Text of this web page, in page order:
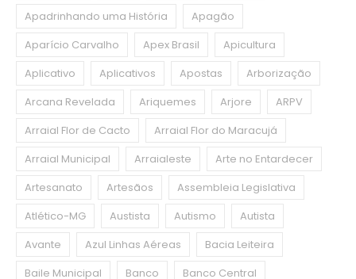
Apadrinhando uma História
Apagão
Aparício Carvalho
Apex Brasil
Apicultura
Aplicativo
Aplicativos Apostas
Arborização
Arcana Revelada
Ariquemes Arjore
ARPV
Arraial Flor de Cacto
Arraial Flor do Maracujá
Arraial Municipal
Arraialeste
Arte no Entardecer
Artesanato
Artesãos
Assembleia Legislativa
Atlético-MG
Austista Autismo
Autista
Avante
Azul Linhas Aéreas
Bacia Leiteira
Baile Municipal
Banco Banco Central